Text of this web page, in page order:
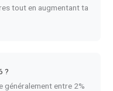
tout en augmentant ta
?
généralement entre 2%